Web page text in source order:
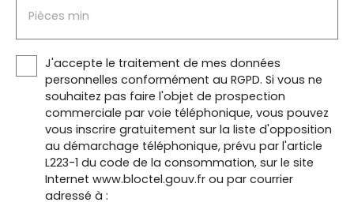
Pièces min
J'accepte le traitement de mes données
personnelles conformément au RGPD. Si vous ne
souhaitez pas faire l'objet de prospection
commerciale par voie téléphonique, vous pouvez
vous inscrire gratuitement sur la liste d'opposition
au démarchage téléphonique, prévu par l'article
L223-1 du code de la consommation, sur le site
Internet www.bloctel.gouv.fr ou par courrier
adressé à :